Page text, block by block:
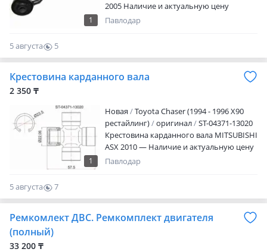
1
2005 Наличие и актуальную цену
уточняйте у менеджера
Павлодар
5 августа
5
0
Крестовина карданного вала
2 350 ₸
1
Новая
Toyota Chaser (1994 - 1996 X90
рестайлинг)
оригинал
ST-04371-13020
Крестовина карданного вала MITSUBISHI
ASX 2010 — Наличие и актуальную цену
уточняйте у менеджера
Павлодар
5 августа
7
0
Ремкомлект ДВС. Ремкомплект двигателя
(полный)
33 200 ₸